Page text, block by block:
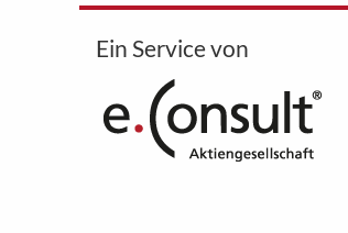
Ein Service von